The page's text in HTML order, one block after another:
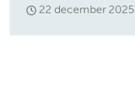
22 december 2025